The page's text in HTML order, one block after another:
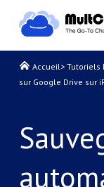
Accueil> Tutoriels
sur Google Drive sur